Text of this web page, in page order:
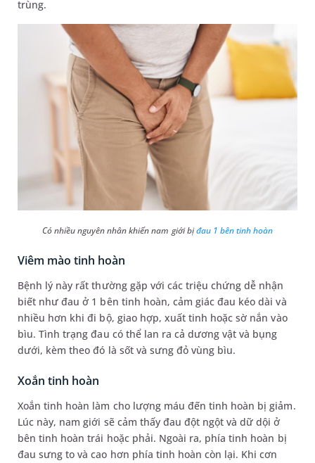
trùng.
Có nhiều nguyên nhân khiến nam giới bịđau 1 bên tinh hoàn
Viêm mào tinh hoàn
Bệnh lý này rất thường gặp với các triệu chứng dễ nhận
biết như đau ở 1 bên tinh hoàn, cảm giác đau kéo dài và
nhiều hơn khi đi bộ, giao hợp, xuất tinh hoặc sờ nắn vào
bìu. Tình trạng đau có thể lan ra cả dương vật và bụng
dưới, kèm theo đó là sốt và sưng đỏ vùng bìu.
Xoắn tinh hoàn
Xoắn tinh hoàn làm cho lượng máu đến tinh hoàn bị giảm.
Lúc này, nam giới sẽ cảm thấy đau đột ngột và dữ dội ở
bên tinh hoàn trái hoặc phải. Ngoài ra, phía tinh hoàn bị
đau sưng to và cao hơn phía tinh hoàn còn lại. Khi cơn